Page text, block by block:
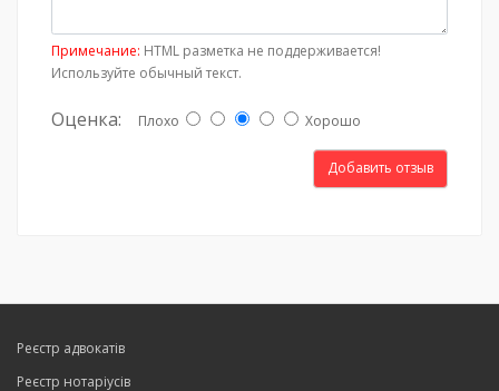
Примечание: HTML разметка не поддерживается!
Используйте обычный текст.
Оценка: Плохо Хорошо
Добавить отзыв
Реєстр адвокатів
Реєстр нотаріусів